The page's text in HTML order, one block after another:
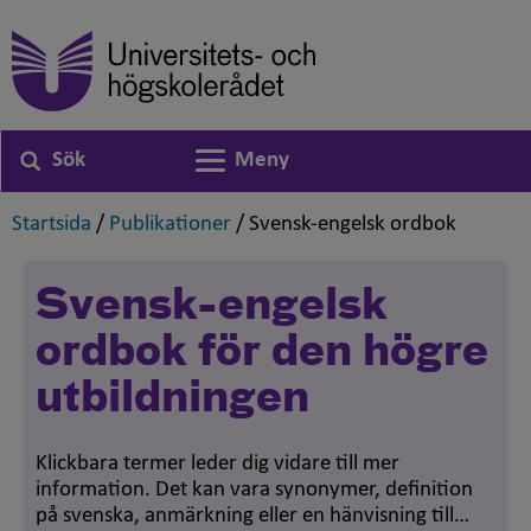
Sök
Växla navigering
Meny
Startsida ,
/ Publikationer ,
/ Svensk-engelsk ordbok
Svensk-engelsk
ordbok för den högre
utbildningen
Klickbara termer leder dig vidare till mer
information. Det kan vara synonymer, definition
på svenska, anmärkning eller en hänvisning till